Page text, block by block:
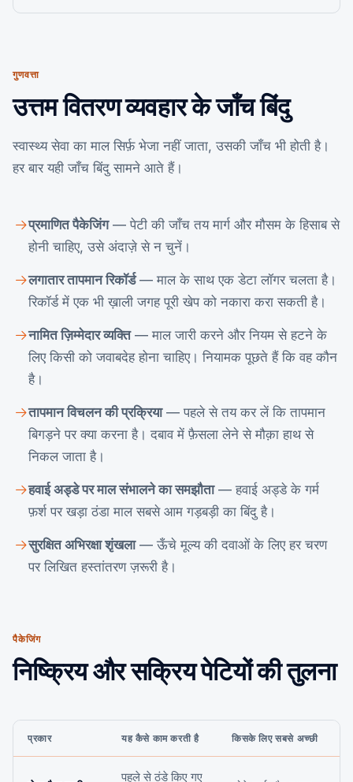
गुणवत्ता
उत्तम वितरण व्यवहार के जाँच बिंदु
स्वास्थ्य सेवा का माल सिर्फ़ भेजा नहीं जाता, उसकी जाँच भी होती है।
हर बार यही जाँच बिंदु सामने आते हैं।
प्रमाणित पैकेजिंग— पेटी की जाँच तय मार्ग और मौसम के हिसाब से
होनी चाहिए, उसे अंदाज़े से न चुनें।
लगातार तापमान रिकॉर्ड— माल के साथ एक डेटा लॉगर चलता है।
रिकॉर्ड में एक भी ख़ाली जगह पूरी खेप को नकारा करा सकती है।
नामित ज़िम्मेदार व्यक्ति— माल जारी करने और नियम से हटने के
लिए किसी को जवाबदेह होना चाहिए। नियामक पूछते हैं कि वह कौन
है।
तापमान विचलन की प्रक्रिया— पहले से तय कर लें कि तापमान
बिगड़ने पर क्या करना है। दबाव में फ़ैसला लेने से मौक़ा हाथ से
निकल जाता है।
हवाई अड्डे पर माल संभालने का समझौता— हवाई अड्डे के गर्म
फ़र्श पर खड़ा ठंडा माल सबसे आम गड़बड़ी का बिंदु है।
सुरक्षित अभिरक्षा शृंखला— ऊँचे मूल्य की दवाओं के लिए हर चरण
पर लिखित हस्तांतरण ज़रूरी है।
पैकेजिंग
निष्क्रिय और सक्रिय पेटियों की तुलना
प्रकार यह कैसे काम करती है किसके लिए सबसे अच्छी
पहले से ठंडे किए गए